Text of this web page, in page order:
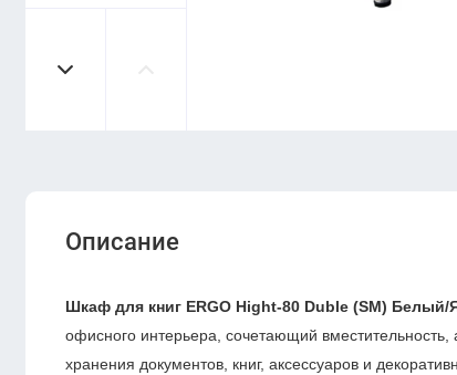
Описание
Шкаф для книг ERGO Hight-80 Duble (SM)
офисного интерьера, сочетающий
хранения документов, книг, аксессуаров и